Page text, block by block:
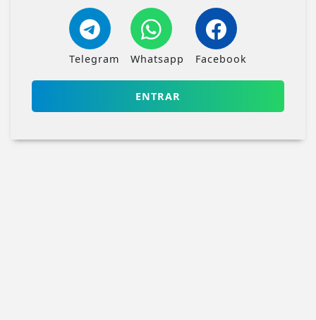
Telegram Whatsapp Facebook
ENTRAR